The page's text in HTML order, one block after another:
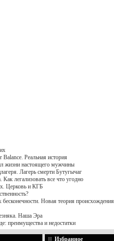
Balance. Реальная история
жизни настоящего мужчины
Лагерь смерти Бутугычаг
легализовать все что угодно
Церковь и КГБ
бесконечности. Новая теория происхождения
Наша Эра
преимущества и недостатки
Избранное